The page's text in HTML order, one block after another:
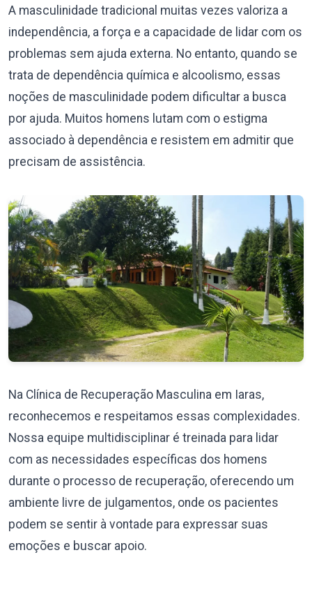
A masculinidade tradicional muitas vezes valoriza a
independência, a força e a capacidade de lidar com os
problemas sem ajuda externa. No entanto, quando se
trata de dependência química e alcoolismo, essas
noções de masculinidade podem dificultar a busca
por ajuda. Muitos homens lutam com o estigma
associado à dependência e resistem em admitir que
precisam de assistência.
Na Clínica de Recuperação Masculina em Iaras,
reconhecemos e respeitamos essas complexidades.
Nossa equipe multidisciplinar é treinada para lidar
com as necessidades específicas dos homens
durante o processo de recuperação, oferecendo um
ambiente livre de julgamentos, onde os pacientes
podem se sentir à vontade para expressar suas
emoções e buscar apoio.